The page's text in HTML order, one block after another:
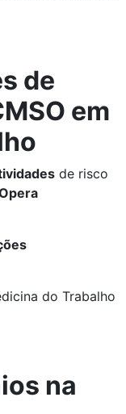
de
em
de risco
do Trabalho
na